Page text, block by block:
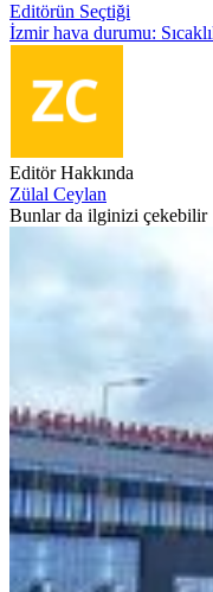
Editörün Seçtiği
İzmir hava durumu:
Editör Hakkında
Zülal Ceylan
Bunlar da ilginizi çekebilir